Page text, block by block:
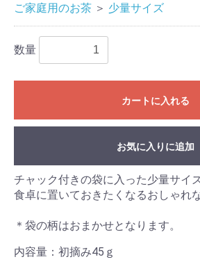
ご家庭用のお茶 ＞ 少量サイズ
数量
カートに入れる
お気に入りに追加
チャック付きの袋に入った少量サイ
食卓に置いておきたくなるおしゃれ
＊袋の柄はおまかせとなります。
内容量：初摘み45ｇ